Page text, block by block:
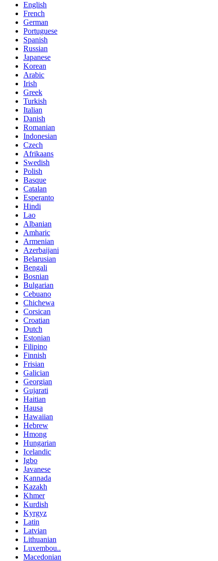
English
French
German
Portuguese
Spanish
Russian
Japanese
Korean
Arabic
Irish
Greek
Turkish
Italian
Danish
Romanian
Indonesian
Czech
Afrikaans
Swedish
Polish
Basque
Catalan
Esperanto
Hindi
Lao
Albanian
Amharic
Armenian
Azerbaijani
Belarusian
Bengali
Bosnian
Bulgarian
Cebuano
Chichewa
Corsican
Croatian
Dutch
Estonian
Filipino
Finnish
Frisian
Galician
Georgian
Gujarati
Haitian
Hausa
Hawaiian
Hebrew
Hmong
Hungarian
Icelandic
Igbo
Javanese
Kannada
Kazakh
Khmer
Kurdish
Kyrgyz
Latin
Latvian
Lithuanian
Luxembou..
Macedonian